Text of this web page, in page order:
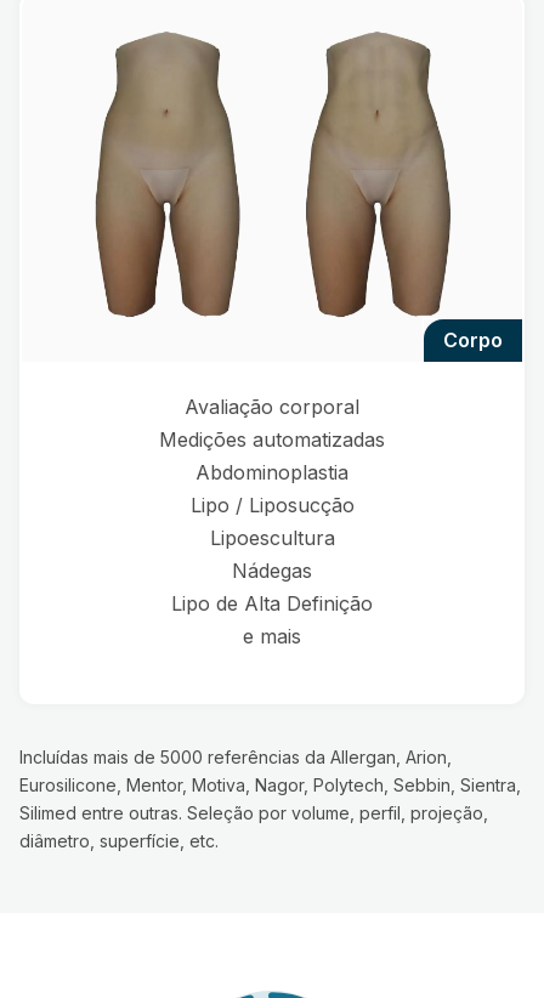
corpo
Avaliação corporal
Medições automatizadas
Abdominoplastia
Lipo / Liposucção
Lipoescultura
Nádegas
Lipo de Alta Definição
e mais
Incluídas mais de 5000 referências da Allergan, Arion,
Eurosilicone, Mentor, Motiva, Nagor, Polytech, Sebbin, Sientra,
Silimed entre outras. Seleção por volume, perfil, projeção,
diâmetro, superfície, etc.